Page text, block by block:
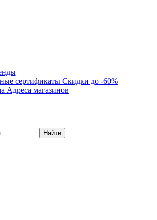
сертификаты Скидки до -60%
Адреса магазинов
Найти